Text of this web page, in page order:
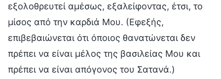
εξολοθρευτεί αμέσως, εξαλείφοντας, έτσι, το
μίσος από την καρδιά Μου. (Εφεξής,
επιβεβαιώνεται ότι όποιος θανατώνεται δεν
πρέπει να είναι μέλος της βασιλείας Μου και
πρέπει να είναι απόγονος του Σατανά.)